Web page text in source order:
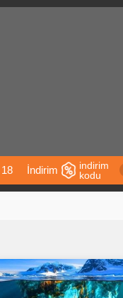
18 İndirim
indirim
kodu